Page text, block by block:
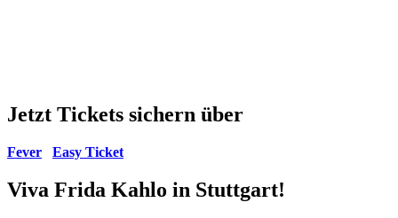
Jetzt Tickets sichern über
Fever Easy Ticket
Viva Frida Kahlo in Stuttgart!